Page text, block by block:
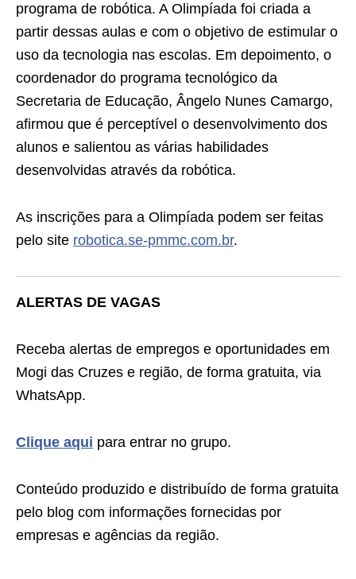
programa de robótica. A Olimpíada foi criada a
partir dessas aulas e com o objetivo de estimular o
uso da tecnologia nas escolas. Em depoimento, o
coordenador do programa tecnológico da
Secretaria de Educação, Ângelo Nunes Camargo,
afirmou que é perceptível o desenvolvimento dos
alunos e salientou as várias habilidades
desenvolvidas através da robótica.
As inscrições para a Olimpíada podem ser feitas
pelo site robotica.se-pmmc.com.br.
ALERTAS DE VAGAS
Receba alertas de empregos e oportunidades em
Mogi das Cruzes e região, de forma gratuita, via
WhatsApp.
Clique aqui para entrar no grupo.
Conteúdo produzido e distribuído de forma gratuita
pelo blog com informações fornecidas por
empresas e agências da região.